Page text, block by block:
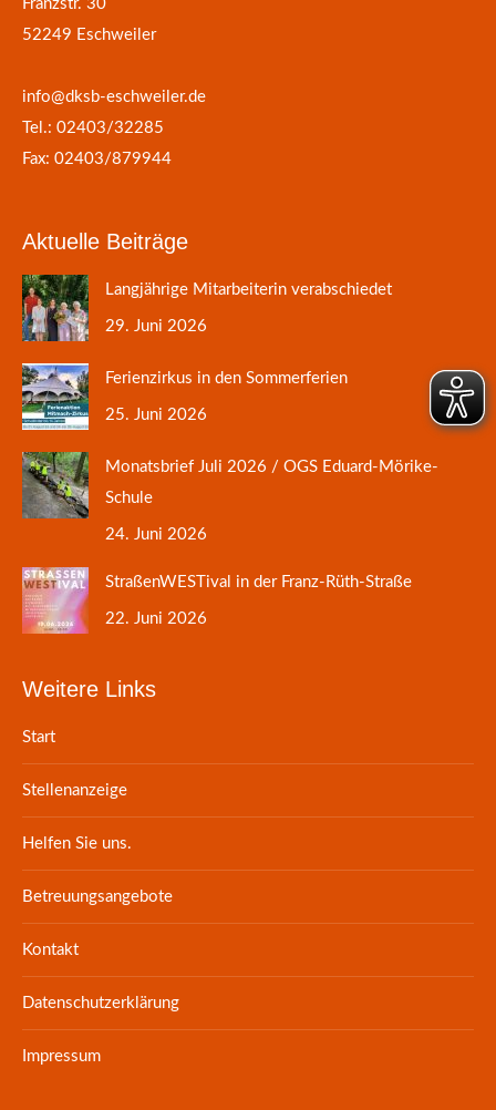
Franzstr. 30
52249 Eschweiler
info@dksb-eschweiler.de
Tel.: 02403/32285
Fax: 02403/879944
Aktuelle Beiträge
Langjährige Mitarbeiterin verabschiedet
29. Juni 2026
Ferienzirkus in den Sommerferien
25. Juni 2026
Monatsbrief Juli 2026 / OGS Eduard-Mörike-
Schule
24. Juni 2026
StraßenWESTival in der Franz-Rüth-Straße
22. Juni 2026
Weitere Links
Start
Stellenanzeige
Helfen Sie uns.
Betreuungsangebote
Kontakt
Datenschutzerklärung
Impressum